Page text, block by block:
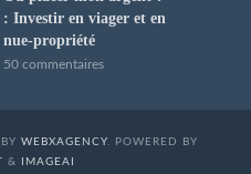
: Investir en viager et en
nue-propriété
50 commentaires
WEBXAGENCY . POWERED BY
& IMAGEAI